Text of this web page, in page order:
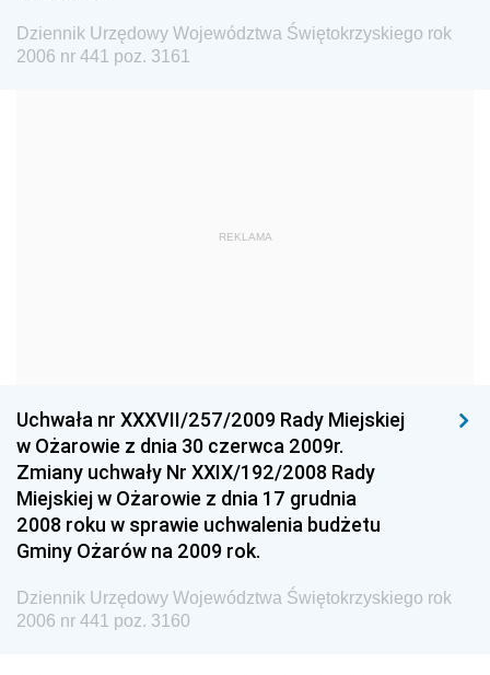
Sportu
Dziennik Urzędowy Ministra Edukacji i Nauki
Dziennik Urzędowy Ministra Gospodarki
Dziennik Urzędowy Urzędu Ochrony Konkurencji i
Konsumentów
Dziennik Urzędowy Ministra Pracy i Polityki
Społecznej
Dziennik Urzędowy Urzędu Lotnictwa Cywilnego
Dziennik Urzędowy Województwa Świętokrzyskiego rok
2006 nr 441 poz. 3161
REKLAMA
Uchwała nr XXXVII/257/2009 Rady Miejskiej
w Ożarowie z dnia 30 czerwca 2009r.
Zmiany uchwały Nr XXIX/192/2008 Rady
Miejskiej w Ożarowie z dnia 17 grudnia
2008 roku w sprawie uchwalenia budżetu
Gminy Ożarów na 2009 rok.
Dziennik Urzędowy Województwa Świętokrzyskiego rok
2006 nr 441 poz. 3160